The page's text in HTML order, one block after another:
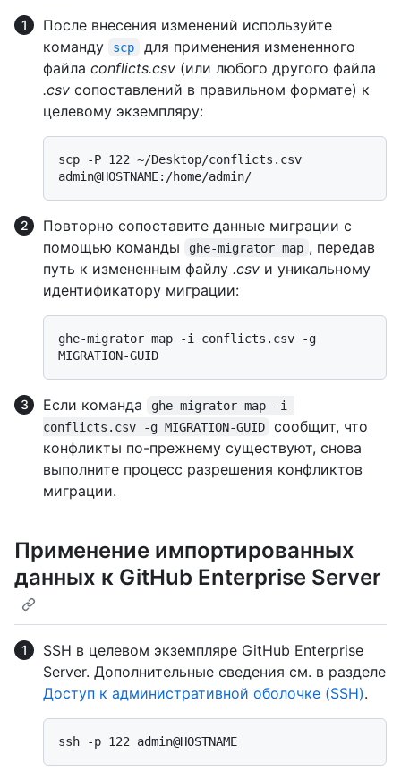
После внесения изменений используйте
команду
scp
для применения измененного
файла conflicts.csv (или любого другого файла
.csv сопоставлений в правильном формате) к
целевому экземпляру:
scp -P 122 ~/Desktop/conflicts.csv
Повторно сопоставите данные миграции с
помощью команды
ghe-migrator map , передав
путь к измененным файлу .csv и уникальному
идентификатору миграции:
ghe-migrator map -i conflicts.csv -g
Если команда
ghe-migrator map -i
conflicts.csv -g MIGRATION-GUID
сообщит, что
конфликты по-прежнему существуют, снова
выполните процесс разрешения конфликтов
миграции.
Применение импортированных
данных к GitHub Enterprise Server
SSH в целевом экземпляре GitHub Enterprise
Server. Дополнительные сведения см. в разделе
Доступ к административной оболочке (SSH).